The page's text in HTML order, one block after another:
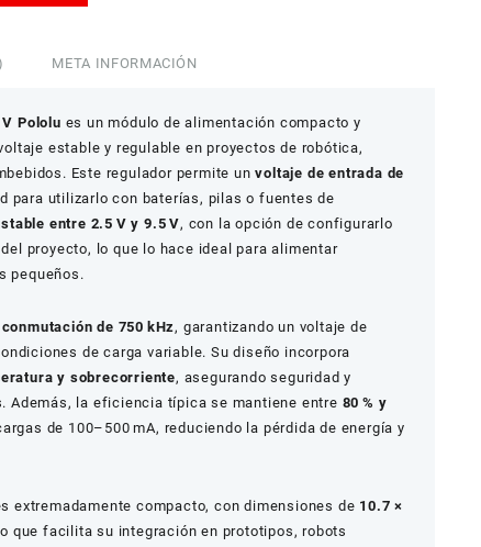
META INFORMACIÓN
Pololu es un módulo de alimentación compacto y
estable y regulable en proyectos de robótica,
Este regulador permite unvoltaje de entrada de
para utilizarlo con baterías, pilas o fuentes de
entre 2.5 V y 9.5 V, con la opción de configurarlo
proyecto, lo que lo hace ideal para alimentar
pequeños.
de 750 kHz, garantizando un voltaje de
de carga variable. Su diseño incorpora
y sobrecorriente, asegurando seguridad y
Además, la eficiencia típica se mantiene entre 80 % y
de 100–500 mA, reduciendo la pérdida de energía y
extremadamente compacto, con dimensiones de 10.7 ×
que facilita su integración en prototipos, robots